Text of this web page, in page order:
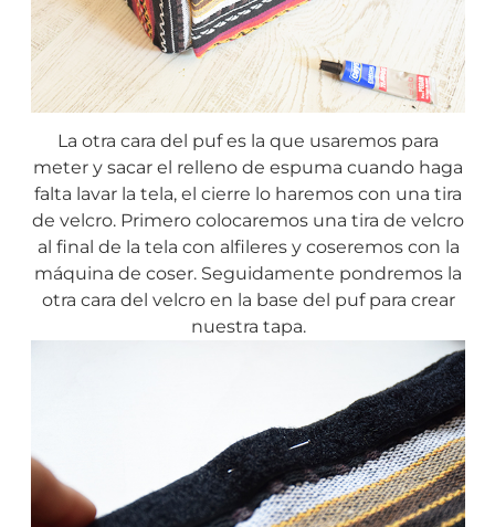
La otra cara del puf es la que usaremos para
meter y sacar el relleno de espuma cuando haga
falta lavar la tela, el cierre lo haremos con una tira
de velcro. Primero colocaremos una tira de velcro
al final de la tela con alfileres y coseremos con la
máquina de coser. Seguidamente pondremos la
otra cara del velcro en la base del puf para crear
nuestra tapa.